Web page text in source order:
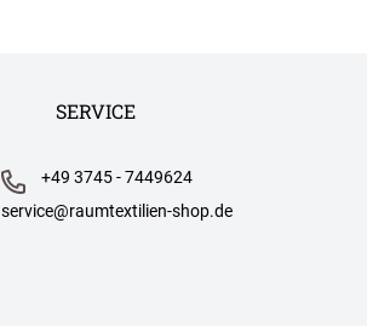
SERVICE
+49 3745 - 7449624
service@raumtextilien-shop.de